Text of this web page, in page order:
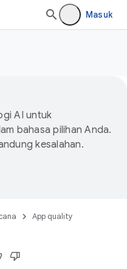
Masuk
AI untuk
bahasa pilihan Anda.
kesalahan.
App quality